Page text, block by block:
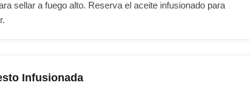
sellar a fuego alto. Reserva el aceite infusionado para
Infusionada